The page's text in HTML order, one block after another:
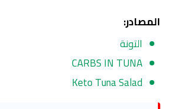
المصادر:
التونة
CARBS IN TUNA
Keto Tuna Salad